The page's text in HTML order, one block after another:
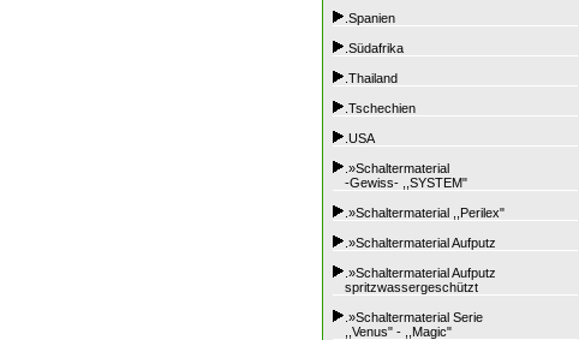
.Spanien
.Südafrika
.Thailand
.Tschechien
.USA
.»Schaltermaterial
-Gewiss- ,,SYSTEM"
.»Schaltermaterial ,,Perilex"
.»Schaltermaterial Aufputz
.»Schaltermaterial Aufputz
spritzwassergeschützt
.»Schaltermaterial Serie
,,Venus" - ,,Magic"